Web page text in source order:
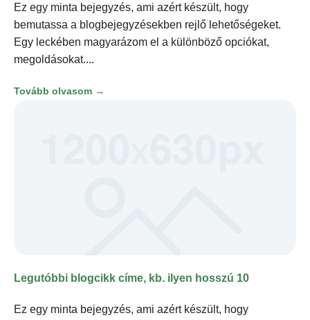
Ez egy minta bejegyzés, ami azért készült, hogy
bemutassa a blogbejegyzésekben rejlő lehetőségeket.
Egy leckében magyarázom el a különböző opciókat,
megoldásokat.
Tovább olvasom →
Legutóbbi blogcikk címe, kb. ilyen hosszú 10
Ez egy minta bejegyzés, ami azért készült, hogy